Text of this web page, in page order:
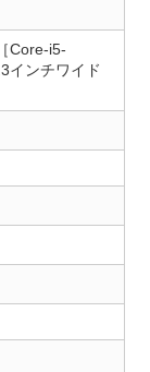
Core-i5-
インチワイド